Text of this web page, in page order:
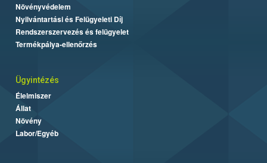
Növényvédelem
Nyilvántartási és Felügyeleti Díj
Rendszerszervezés és felügyelet
Termékpálya-ellenőrzés
Ügyintézés
Élelmiszer
Állat
Növény
Labor/Egyéb